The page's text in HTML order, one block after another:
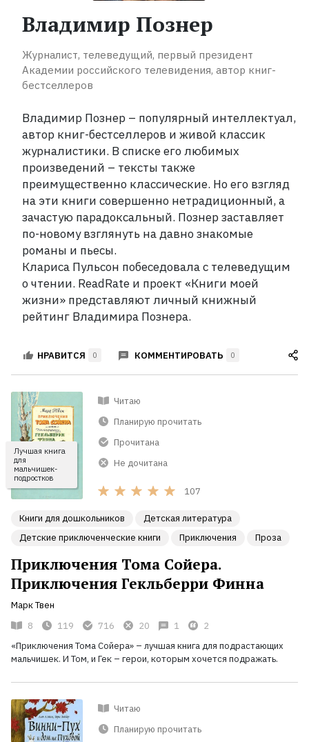
Рейтинги
от
знаменитостей
Книги
Экранизации
Коллекции
Владимир Познер
Журналист, телеведущий, первый президент
Академии российского телевидения, автор книг-
бестселлеров
Владимир Познер – популярный интеллектуал,
автор книг-бестселлеров и живой классик
журналистики. В списке его любимых
произведений – тексты также
преимущественно классические. Но его взгляд
на эти книги совершенно нетрадиционный, а
зачастую парадоксальный. Познер заставляет
по-новому взглянуть на давно знакомые
романы и пьесы.
Клариса Пульсон побеседовала с телеведущим
о чтении. ReadRate и проект «Книги моей
жизни» представляют личный книжный
рейтинг Владимира Познера.
НРАВИТСЯ 0 КОММЕНТИРОВАТЬ 0
Лучшая книга
для
мальчишек-
подростков
Читаю
Планирую прочитать
Прочитана
Не дочитана
107
Книги для дошкольников
Детская литература
Детские приключенческие книги
Приключения Проза
Приключения Тома Сойера.
Приключения Гекльберри Финна
Марк Твен
8
119 716 20 1
2
«Приключения Тома Сойера» – лучшая книга для подрастающих
мальчишек. И Том, и Гек – герои, которым хочется подражать.
Читаю
Планирую прочитать